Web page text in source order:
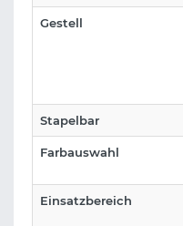
Gestell
Stapelbar
Farbauswahl
Einsatzbereich